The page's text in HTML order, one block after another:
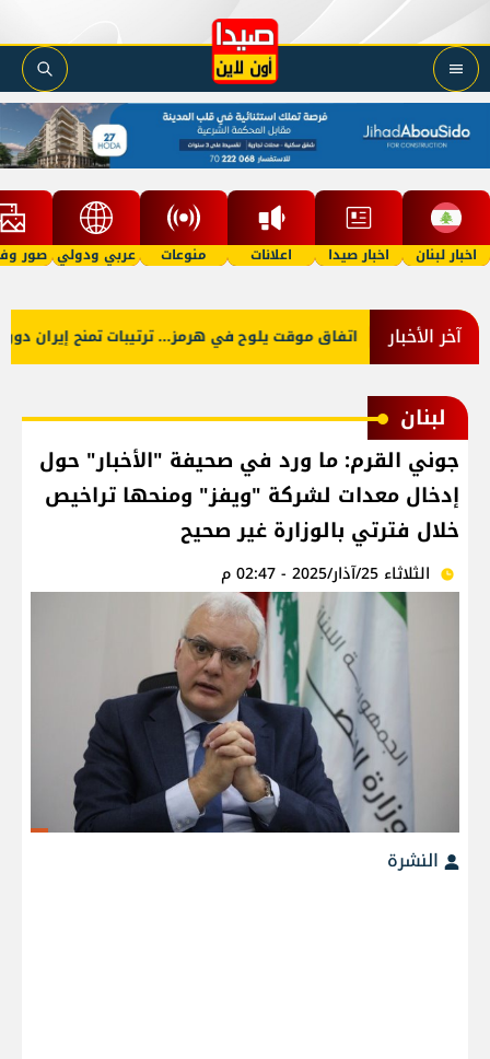
اخبار لبنان اخبار صيدا اعلانات منوعات عربي ودولي صور
آخر الأخبار اتفاق موقت يلوح في هرمز... ترتيبات تمنح إيران
لبنان
جوني القرم: ما ورد في صحيفة "الأخبار" حول
إدخال معدات لشركة "ويفز" ومنحها تراخيص
خلال فترتي بالوزارة غير صحيح
الثلاثاء 25/آذار/2025 - 02:47 م
النشرة